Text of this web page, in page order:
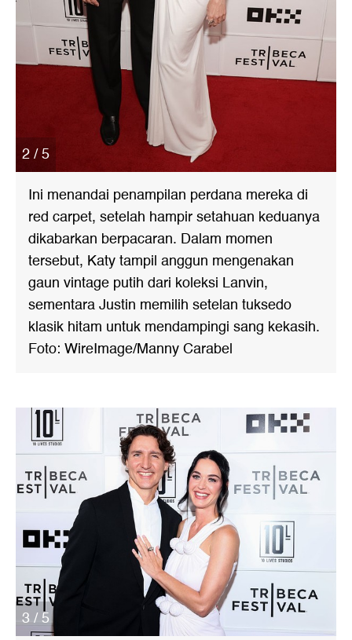
2 / 5
Ini menandai penampilan perdana mereka di
red carpet, setelah hampir setahuan keduanya
dikabarkan berpacaran. Dalam momen
tersebut, Katy tampil anggun mengenakan
gaun vintage putih dari koleksi Lanvin,
sementara Justin memilih setelan tuksedo
klasik hitam untuk mendampingi sang kekasih.
Foto: WireImage/Manny Carabel
3 / 5